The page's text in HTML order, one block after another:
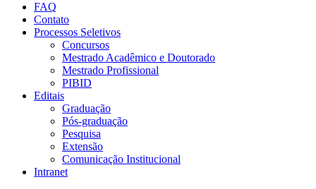
FAQ
Contato
Processos Seletivos
Concursos
Mestrado Acadêmico e Doutorado
Mestrado Profissional
PIBID
Editais
Graduação
Pós-graduação
Pesquisa
Extensão
Comunicação Institucional
Intranet